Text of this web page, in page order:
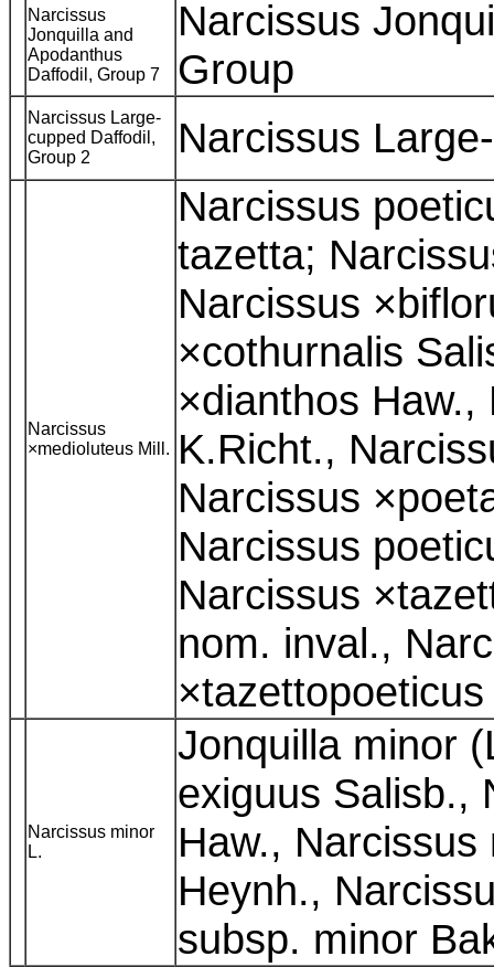
Narcissus
Jonquilla and
Apodanthus
Daffodil, Group 7
Narcissus
Group
Narcissus Large-
cupped Daffodil,
Group 2
Narcissus
Narcissus
×medioluteus Mill.
Narcissus
tazetta;
Narcissus
×cothurnalis
×dianthos
K.Richt.,
Narcissus
Narcissus
Narcissus
nom. inval.,
Narcissus minor
L.
Jonquilla minor
exiguus Salisb.,
Haw.,
Heynh.,
subsp. minor